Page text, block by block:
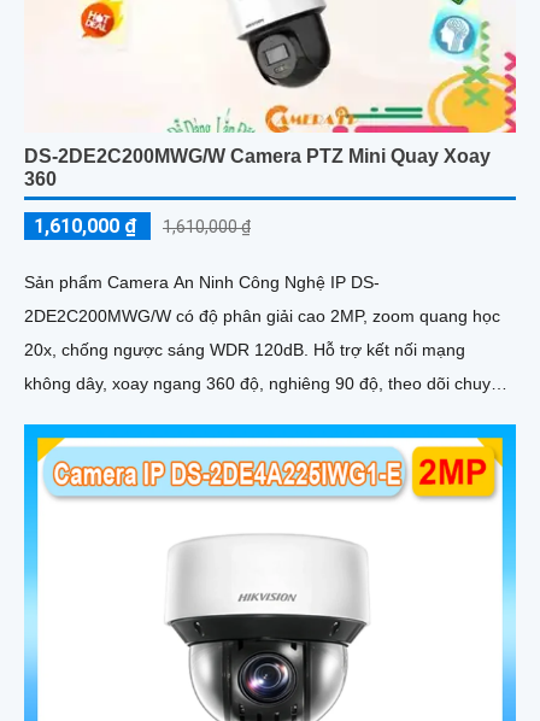
DS-2DE2C200MWG/W Camera PTZ Mini Quay Xoay
360
1,610,000 ₫ 1,610,000 ₫
Sản phẩm Camera An Ninh Công Nghệ IP DS-
2DE2C200MWG/W có độ phân giải cao 2MP, zoom quang học
20x, chống ngược sáng WDR 120dB. Hỗ trợ kết nối mạng
không dây, xoay ngang 360 độ, nghiêng 90 độ, theo dõi chuyển